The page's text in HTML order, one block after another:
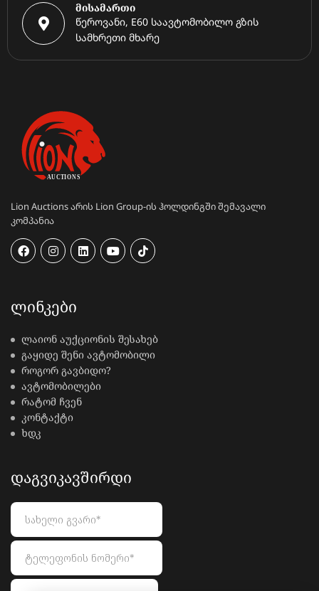
მისამართი
წეროვანი, E60 საავტომობილო გზის
სამხრეთი მხარე
Lion Auctions არის Lion Group-ის ჰოლდინგში შემავალი
კომპანია
ᲚᲘᲜᲙᲔᲑᲘ
ლაიონ აუქციონის შესახებ
გაყიდე შენი ავტომობილი
როგორ გავბიდო?
ავტომობილები
რატომ ჩვენ
კონტაქტი
ხდკ
ᲓᲐᲒᲕᲘᲙᲐᲕᲨᲘᲠᲓᲘ